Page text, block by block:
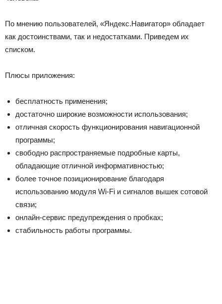
По мнению пользователей, «Яндекс.Навигатор» обладает
как достоинствами, так и недостатками. Приведем их
списком.
Плюсы приложения:
бесплатность применения;
достаточно широкие возможности использования;
отличная скорость функционирования навигационной
программы;
свободно распространяемые подробные карты,
обладающие отличной информативностью;
более точное позиционирование благодаря
использованию модуля Wi-Fi и сигналов вышек сотовой
связи;
онлайн-сервис предупреждения о пробках;
стабильность работы программы.